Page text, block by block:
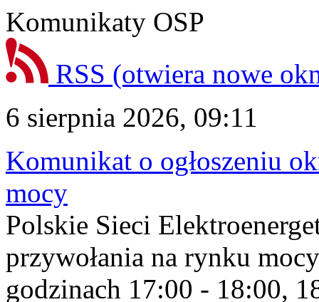
Komunikaty OSP
RSS (otwiera nowe
6 sierpnia 2026, 09:11
Komunikat o ogłoszeniu
mocy
Polskie Sieci
przywołania na rynku
godzinach 17:00 - 18:00,